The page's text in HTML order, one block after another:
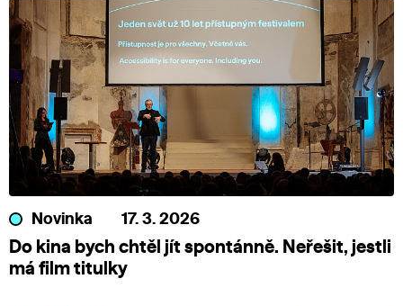
Novinka 17. 3. 2026
Do kina bych chtěl jít spontánně. Neřešit, jestli
má film titulky